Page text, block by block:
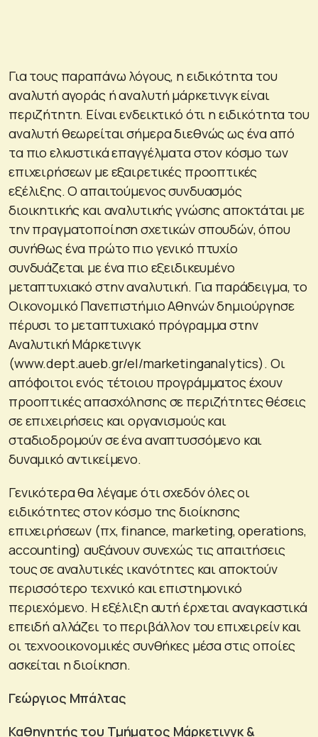
Για τους παραπάνω λόγους, η ειδικότητα του
αναλυτή αγοράς ή αναλυτή μάρκετινγκ είναι
περιζήτητη. Είναι ενδεικτικό ότι η ειδικότητα του
αναλυτή θεωρείται σήμερα διεθνώς ως ένα από
τα πιο ελκυστικά επαγγέλματα στον κόσμο των
επιχειρήσεων με εξαιρετικές προοπτικές
εξέλιξης. Ο απαιτούμενος συνδυασμός
διοικητικής και αναλυτικής γνώσης αποκτάται με
την πραγματοποίηση σχετικών σπουδών, όπου
συνήθως ένα πρώτο πιο γενικό πτυχίο
συνδυάζεται με ένα πιο εξειδικευμένο
μεταπτυχιακό στην αναλυτική. Για παράδειγμα, το
Οικονομικό Πανεπιστήμιο Αθηνών δημιούργησε
πέρυσι το μεταπτυχιακό πρόγραμμα στην
Αναλυτική Μάρκετινγκ
(www.dept.aueb.gr/el/marketinganalytics). Οι
απόφοιτοι ενός τέτοιου προγράμματος έχουν
προοπτικές απασχόλησης σε περιζήτητες θέσεις
σε επιχειρήσεις και οργανισμούς και
σταδιοδρομούν σε ένα αναπτυσσόμενο και
δυναμικό αντικείμενο.
Γενικότερα θα λέγαμε ότι σχεδόν όλες οι
ειδικότητες στον κόσμο της διοίκησης
επιχειρήσεων (πχ, finance, marketing, operations,
accounting) αυξάνουν συνεχώς τις απαιτήσεις
τους σε αναλυτικές ικανότητες και αποκτούν
περισσότερο τεχνικό και επιστημονικό
περιεχόμενο. Η εξέλιξη αυτή έρχεται αναγκαστικά
επειδή αλλάζει το περιβάλλον του επιχειρείν και
οι τεχνοοικονομικές συνθήκες μέσα στις οποίες
ασκείται η διοίκηση.
Γεώργιος Μπάλτας
Καθηγητής του Τμήματος Μάρκετινγκ &